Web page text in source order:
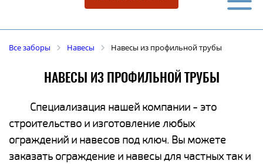
Все заборы Навесы Навесы из профильной трубы
НАВЕСЫ ИЗ ПРОФИЛЬНОЙ ТРУБЫ
Специализация нашей компании - это
строительство и изготовление любых
ограждений и навесов под ключ. Вы можете
заказать ограждение и навесы для частных так и